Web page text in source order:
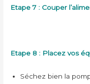
Etape 7 : Couper
Etape 8 : Placez vos
Séchez bien la